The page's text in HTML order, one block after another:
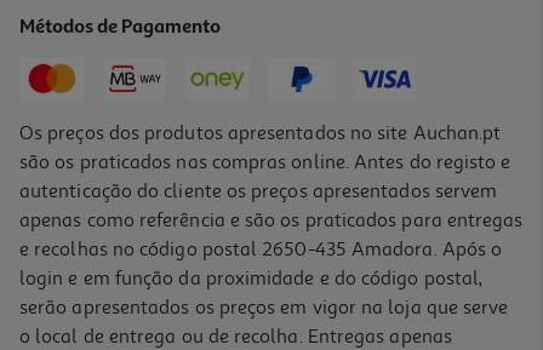
Métodos de Pagamento
Os preços dos produtos apresentados no site Auchan.pt
são os praticados nas compras online. Antes do registo e
autenticação do cliente os preços apresentados servem
apenas como referência e são os praticados para entregas
e recolhas no código postal 2650-435 Amadora. Após o
login e em função da proximidade e do código postal,
serão apresentados os preços em vigor na loja que serve
o local de entrega ou de recolha. Entregas apenas